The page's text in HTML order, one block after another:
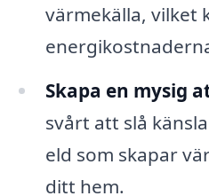
värmekälla, vilket
Skapa en mysig
svårt att slå
eld som skapar
ditt hem.